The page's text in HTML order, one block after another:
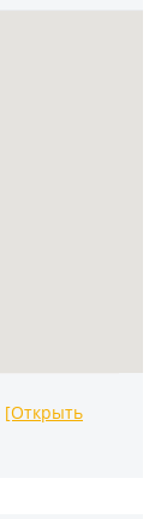
[Открыть